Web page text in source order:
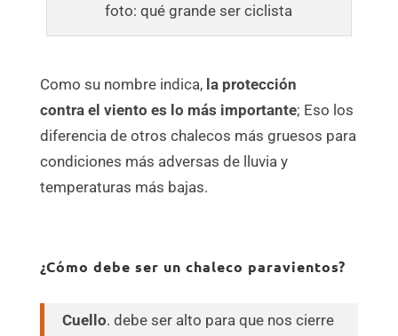
foto: qué grande ser ciclista
Como su nombre indica,la protección
contra el viento es lo más importante; Eso los
diferencia de otros chalecos más gruesos para
condiciones más adversas de lluvia y
temperaturas más bajas.
¿Cómo debe ser un chaleco paravientos?
Cuello. debe ser alto para que nos cierre